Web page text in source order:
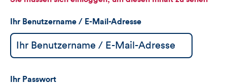
Ihr Benutzername / E-Mail-Adresse
Ihr Passwort